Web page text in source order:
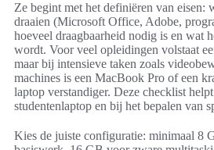
Ze begint met het definiëren van eisen:
draaien (Microsoft Office, Adobe,
hoeveel draagbaarheid nodig is en wat
wordt. Voor veel opleidingen volstaat
maar bij intensieve taken zoals
machines is een MacBook Pro of een
laptop verstandiger. Deze checklist
studentenlaptop en bij het bepalen van
Kies de juiste configuratie: minimaal 8